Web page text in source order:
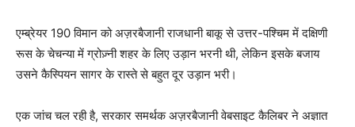
एम्ब्रेयर 190 विमान को अज़रबैजानी राजधानी बाकू से उत्तर-पश्चिम में दक्षिणी
रूस के चेचन्या में ग्रोज़्नी शहर के लिए उड़ान भरनी थी, लेकिन इसके बजाय
उसने कैस्पियन सागर के रास्ते से बहुत दूर उड़ान भरी।
एक जांच चल रही है, सरकार समर्थक अज़रबैजानी वेबसाइट कैलिबर ने अज्ञात